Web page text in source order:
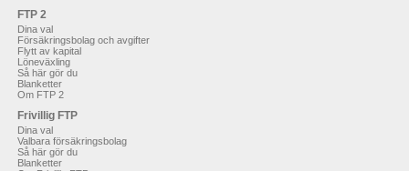
FTP 2
Dina val
Försäkringsbolag och avgifter
Flytt av kapital
Löneväxling
Så här gör du
Blanketter
Om FTP 2
Frivillig FTP
Dina val
Valbara försäkringsbolag
Så här gör du
Blanketter